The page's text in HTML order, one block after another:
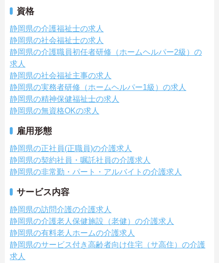
資格
静岡県の介護福祉士の求人
静岡県の社会福祉士の求人
静岡県の介護職員初任者研修（ホームヘルパー2級）の
求人
静岡県の社会福祉主事の求人
静岡県の実務者研修（ホームヘルパー1級）の求人
静岡県の精神保健福祉士の求人
静岡県の無資格OKの求人
雇用形態
静岡県の正社員(正職員)の介護求人
静岡県の契約社員・嘱託社員の介護求人
静岡県の非常勤・パート・アルバイトの介護求人
サービス内容
静岡県の訪問介護の介護求人
静岡県の介護老人保健施設（老健）の介護求人
静岡県の有料老人ホームの介護求人
静岡県のサービス付き高齢者向け住宅（サ高住）の介護
求人